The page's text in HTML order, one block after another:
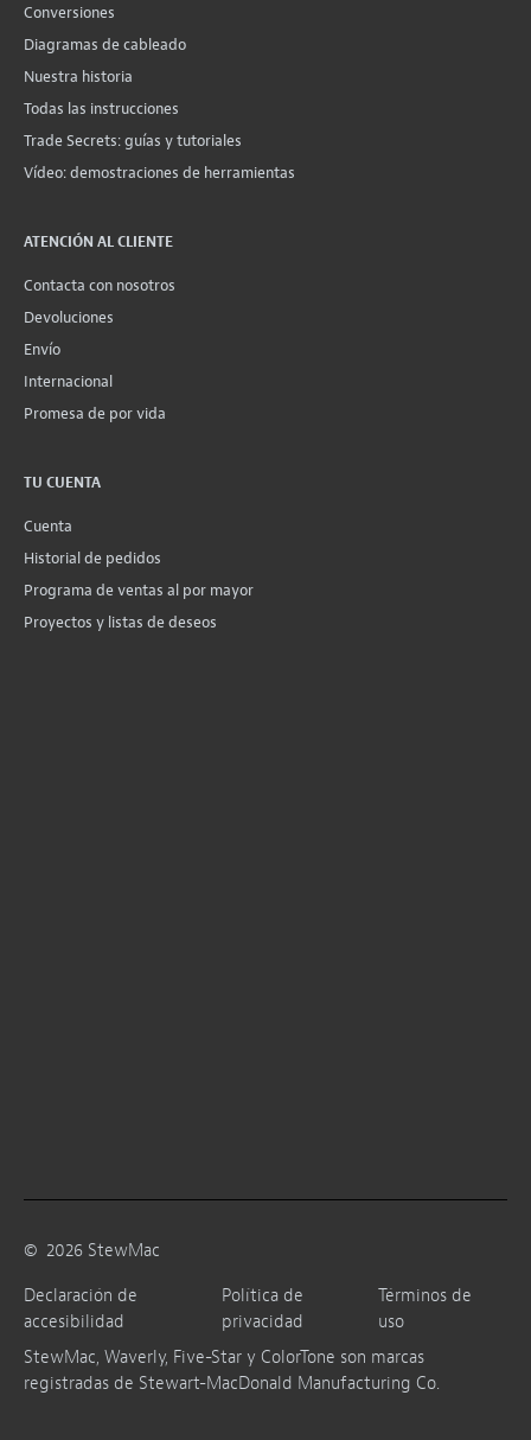
Conversiones
Diagramas de cableado
Nuestra historia
Todas las instrucciones
Trade Secrets: guías y tutoriales
Vídeo: demostraciones de herramientas
ATENCIÓN AL CLIENTE
Contacta con nosotros
Devoluciones
Envío
Internacional
Promesa de por vida
TU CUENTA
Cuenta
Historial de pedidos
Programa de ventas al por mayor
Proyectos y listas de deseos
© 2026 StewMac
Declaración de
accesibilidad
Política de
privacidad
Términos de
uso
StewMac, Waverly, Five-Star y ColorTone son marcas
registradas de Stewart-MacDonald Manufacturing Co.